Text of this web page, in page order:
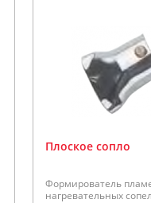
Плоское сопло
Формирователь
нагревательных